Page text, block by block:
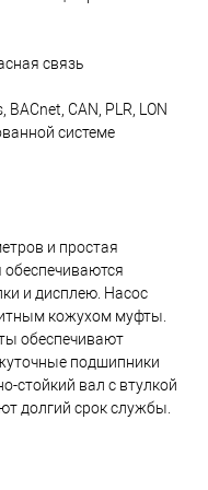
связь
CAN, PLR, LON
системе
и простая
обеспечиваются
и дисплею. Насос
кожухом муфты.
обеспечивают
подшипники
стойкий вал с втулкой
долгий срок службы.